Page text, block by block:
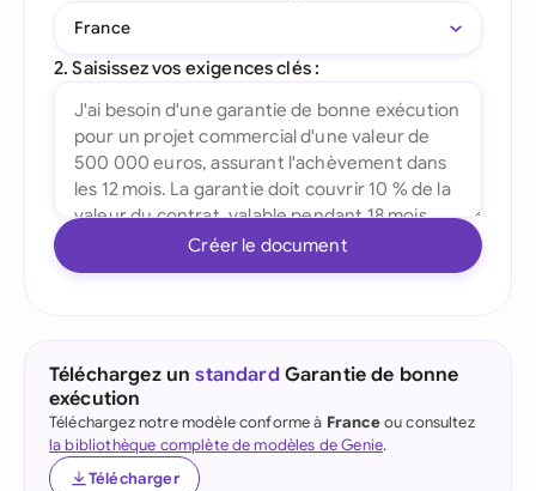
France
2. Saisissez vos exigences clés :
Créer le document
Téléchargez unstandardGarantie de bonne
exécution
Téléchargez notre modèle conforme à Franceou consultez
la bibliothèque complète de modèles de Genie.
Télécharger